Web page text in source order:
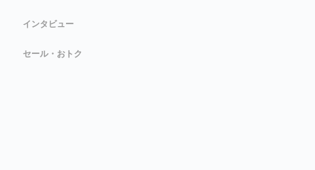
インタビュー
セール・おトク